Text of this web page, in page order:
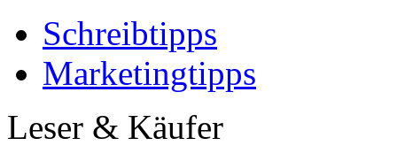
Schreibtipps
Marketingtipps
Leser & Käufer